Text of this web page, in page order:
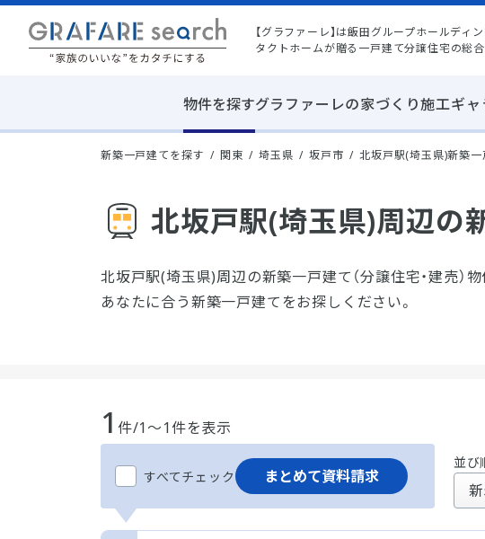
【グラファーレ】は飯田グループホールディ
タクトホームが贈る一戸建て分譲住宅の総
物件を探すグラファーレの家づくり施工ギャ
新築一戸建てを探す 関東 埼玉県 坂戸市 北坂戸駅(埼玉県)新築一
北坂戸駅(埼玉県)周辺の
北坂戸駅(埼玉県)周辺の新築一戸建て（分譲住宅・建売）
あなたに合う新築一戸建てをお探しください。
1 件/1～1件を表示
すべてチェック まとめて資料請求
並び